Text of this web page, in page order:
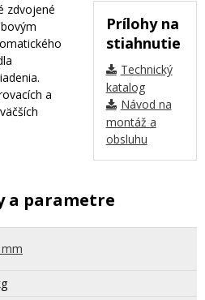
Prílohy na
stiahnutie
Technický
katalog
Návod na
montáž a
obsluhu
zdvojené
a
a parametre